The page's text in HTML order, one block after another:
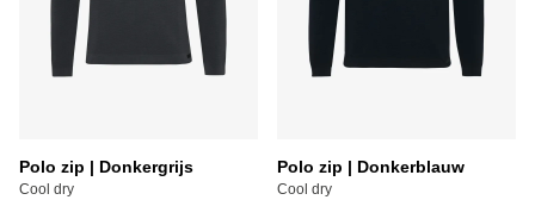
Polo zip | Donkergrijs
Cool dry
Polo zip | Donkerblauw
Cool dry